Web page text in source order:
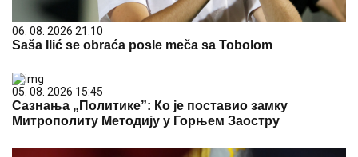
06. 08. 2026 21:10
Saša Ilić se obraća posle meča sa Tobolom
05. 08. 2026 15:45
Сазнања „Политике”: Ко је поставио замку
Митрополиту Методију у Горњем Заостру